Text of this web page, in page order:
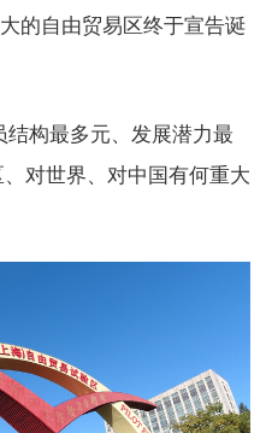
的自由贸易区终于宣告诞
构最多元、发展潜力最
对世界、对中国有何重大